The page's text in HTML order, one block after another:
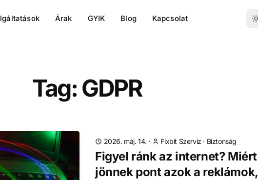
Árak GYIK Blog Kapcsolat
Tag: GDPR
2026. máj. 14. · Fixbit Szerviz · Biztonság
Figyel ránk az internet? Miért
jönnek pont azok a reklámok,